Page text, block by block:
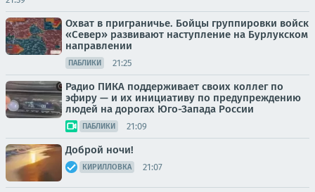
Охват в приграничье. Бойцы группировки войск
«Север» развивают наступление на Бурлукском
направлении
ПАБЛИКИ 21:25
Радио ПИКА поддерживает своих коллег по
эфиру — и их инициативу по предупреждению
людей на дорогах Юго-Запада России
ПАБЛИКИ 21:09
Доброй ночи!
КИРИЛЛОВКА 21:07